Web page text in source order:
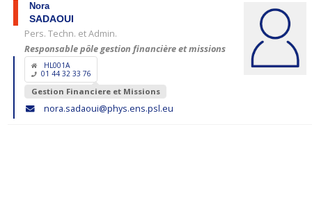
Nora
SADAOUI
Pers. Techn. et Admin.
Responsable pôle gestion financière et missions
HL001A
01 44 32 33 76
Gestion Financiere et Missions
nora.sadaoui@phys.ens.psl.eu